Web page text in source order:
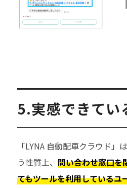
5.実感できてい
「LYNA 自動配車クラウド」
う性質上、 問い合わせ窓口を
てもツールを利用しているユ